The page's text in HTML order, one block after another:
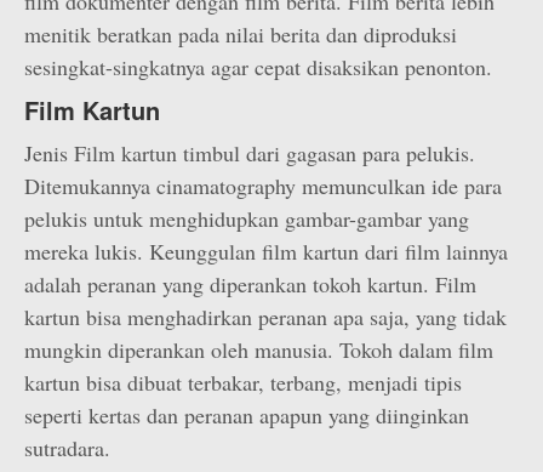
menitik beratkan pada nilai berita dan diproduksi
sesingkat-singkatnya agar cepat disaksikan penonton.
Film Kartun
Jenis Film kartun timbul dari gagasan para pelukis.
Ditemukannya cinamatography memunculkan ide para
pelukis untuk menghidupkan gambar-gambar yang
mereka lukis. Keunggulan film kartun dari film lainnya
adalah peranan yang diperankan tokoh kartun. Film
kartun bisa menghadirkan peranan apa saja, yang tidak
mungkin diperankan oleh manusia. Tokoh dalam film
kartun bisa dibuat terbakar, terbang, menjadi tipis
seperti kertas dan peranan apapun yang diinginkan
sutradara.